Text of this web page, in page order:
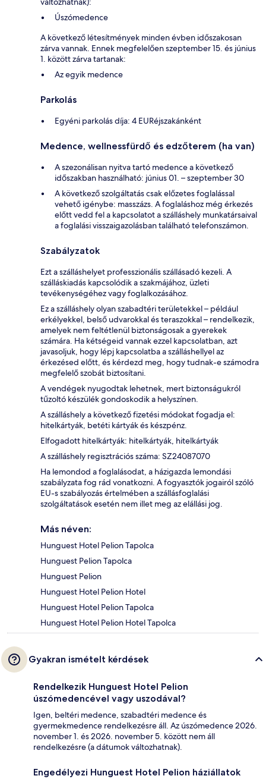
Úszómedence
A következő létesítmények minden évben időszakosan
zárva vannak. Ennek megfelelően szeptember 15. és június
1. között zárva tartanak:
Az egyik medence
Parkolás
Egyéni parkolás díja: 4 EURéjszakánként
Medence, wellnessfürdő és edzőterem (ha van)
A szezonálisan nyitva tartó medence a következő
időszakban használható: június 01. – szeptember 30
A következő szolgáltatás csak előzetes foglalással
vehető igénybe: masszázs. A foglaláshoz még érkezés
előtt vedd fel a kapcsolatot a szálláshely munkatársaival
a foglalási visszaigazolásban található telefonszámon.
Szabályzatok
Ezt a szálláshelyet professzionális szállásadó kezeli. A
szálláskiadás kapcsolódik a szakmájához, üzleti
tevékenységéhez vagy foglalkozásához.
Ez a szálláshely olyan szabadtéri területekkel – például
erkélyekkel, belső udvarokkal és teraszokkal – rendelkezik,
amelyek nem feltétlenül biztonságosak a gyerekek
számára. Ha kétségeid vannak ezzel kapcsolatban, azt
javasoljuk, hogy lépj kapcsolatba a szálláshellyel az
érkezésed előtt, és kérdezd meg, hogy tudnak-e számodra
megfelelő szobát biztosítani.
A vendégek nyugodtak lehetnek, mert biztonságukról
tűzoltó készülék gondoskodik a helyszínen.
A szálláshely a következő fizetési módokat fogadja el:
hitelkártyák, betéti kártyák és készpénz.
Elfogadott hitelkártyák: hitelkártyák, hitelkártyák
A szálláshely regisztrációs száma: SZ24087070
Ha lemondod a foglalásodat, a házigazda lemondási
szabályzata fog rád vonatkozni. A fogyasztók jogairól szóló
EU-s szabályozás értelmében a szállásfoglalási
szolgáltatások esetén nem illet meg az elállási jog.
Más néven:
Hunguest Hotel Pelion Tapolca
Hunguest Pelion Tapolca
Hunguest Pelion
Hunguest Hotel Pelion Hotel
Hunguest Hotel Pelion Tapolca
Hunguest Hotel Pelion Hotel Tapolca
Gyakran ismételt kérdések
Rendelkezik Hunguest Hotel Pelion
úszómedencével vagy uszodával?
Igen, beltéri medence, szabadtéri medence és
gyermekmedence rendelkezésre áll. Az úszómedence 2026.
november 1. és 2026. november 5. között nem áll
rendelkezésre (a dátumok változhatnak).
Engedélyezi Hunguest Hotel Pelion háziállatok